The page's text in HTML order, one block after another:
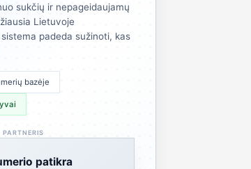
sukčių ir nepageidaujamų
Lietuvoje
padeda sužinoti, kas
bazėje
PARTNERIS
patikra